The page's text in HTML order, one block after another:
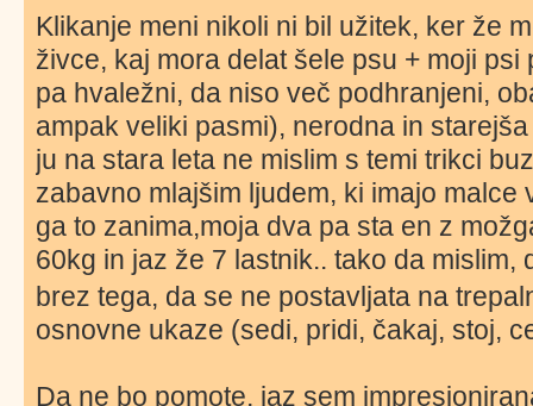
Klikanje meni nikoli ni bil užitek, ker že
živce, kaj mora delat šele psu + moji
pa hvaležni, da niso več podhranjeni,
ampak veliki pasmi), nerodna in
ju na stara leta ne mislim s temi trikci
zabavno mlajšim ljudem, ki imajo malce
ga to zanima,moja dva pa sta en z
60kg in jaz že 7 lastnik.. tako da mislim,
brez tega, da se ne postavljata na
osnovne ukaze (sedi, pridi, čakaj, stoj,
Da ne bo pomote, jaz sem